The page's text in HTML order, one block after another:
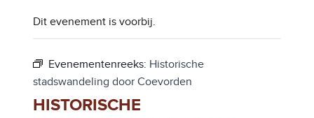
Dit evenement is voorbij.
Evenementenreeks: Historische
stadswandeling door Coevorden
HISTORISCHE